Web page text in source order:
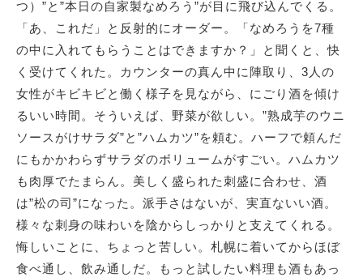
つ）”と”本日の自家製なめろう”が目に飛び込んでくる。
「あ、これだ」と反射的にオーダー。「なめろうを7種
の中に入れてもらうことはできますか？」と聞くと、快
く受けてくれた。カウンターの真ん中に陣取り、3人の
女性がキビキビと働く様子を見ながら、にごり酒を傾け
るいい時間。そういえば、野菜が欲しい。”熟成芋のウニ
ソースがけサラダ”と”ハムカツ”を頼む。ハーフで頼んだ
にもかかわらずサラダのボリュームがすごい。ハムカツ
も肉厚でたまらん。美しく盛られた刺盛に合わせ、酒
は”松の司”になった。派手さはないが、実直ないい酒。
様々な刺身の味わいを陰からしっかりと支えてくれる。
悔しいことに、ちょっと苦しい。札幌に着いてからほぼ
食べ通し、飲み通しだ。もっと試したい料理も酒もあっ